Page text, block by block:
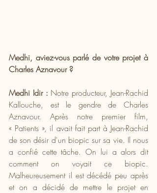
Medhi, aviez-vous parlé de votre projet à
Charles Aznavour ?
Medhi Idir : Notre producteur, Jean-Rachid
Kallouche, est le gendre de Charles
Aznavour. Après notre premier film,
« Patients », il avait fait part à Jean-Rachid
de son désir d'un biopic sur sa vie. Il nous
a confié cette tâche. On lui a alors dit
comment on voyait ce biopic.
Malheureusement il est décédé peu après
et on a décidé de mettre le projet en